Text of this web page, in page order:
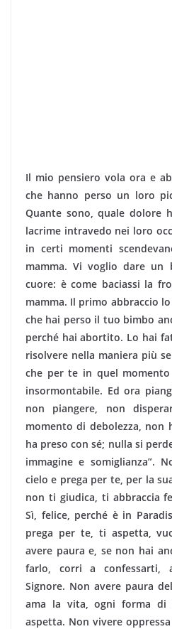
Il mio pensiero vola ora e
che hanno perso un loro
Quante sono, quale dolore
lacrime intravedo nei loro
in certi momenti
mamma. Vi voglio dare
cuore: è come baciassi la
mamma. Il primo abbraccio
che hai perso il tuo bimbo
perché hai abortito. Lo hai
risolvere nella maniera più
che per te in quel
insormontabile. Ed ora
non piangere, non
momento di debolezza, non
ha preso con sé; nulla si
immagine e somiglianza”.
cielo e prega per te, per la
non ti giudica, ti abbraccia
Sì, felice, perché è in
prega per te, ti aspetta,
avere paura e, se non hai
farlo, corri a confessarti,
Signore. Non avere paura
ama la vita, ogni forma
aspetta. Non vivere